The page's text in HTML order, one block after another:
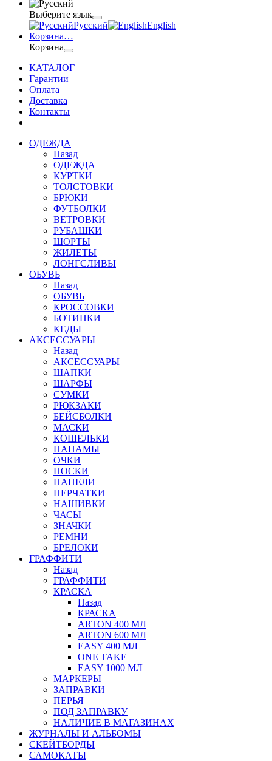
Выберите язык
Русский
English
Корзина…
Корзина
КАТАЛОГ
Гарантии
Оплата
Доставка
Контакты
ОДЕЖДА
Назад
ОДЕЖДА
КУРТКИ
ТОЛСТОВКИ
БРЮКИ
ФУТБОЛКИ
ВЕТРОВКИ
РУБАШКИ
ШОРТЫ
ЖИЛЕТЫ
ЛОНГСЛИВЫ
ОБУВЬ
Назад
ОБУВЬ
КРОССОВКИ
БОТИНКИ
КЕДЫ
АКСЕССУАРЫ
Назад
АКСЕССУАРЫ
ШАПКИ
ШАРФЫ
СУМКИ
РЮКЗАКИ
БЕЙСБОЛКИ
МАСКИ
КОШЕЛЬКИ
ПАНАМЫ
ОЧКИ
НОСКИ
ПАНЕЛИ
ПЕРЧАТКИ
НАШИВКИ
ЧАСЫ
ЗНАЧКИ
РЕМНИ
БРЕЛОКИ
ГРАФФИТИ
Назад
ГРАФФИТИ
КРАСКА
Назад
КРАСКА
ARTON 400 МЛ
ARTON 600 МЛ
EASY 400 МЛ
ONE TAKE
EASY 1000 МЛ
МАРКЕРЫ
ЗАПРАВКИ
ПЕРЬЯ
ПОД ЗАПРАВКУ
НАЛИЧИЕ В МАГАЗИНАХ
ЖУРНАЛЫ И АЛЬБОМЫ
СКЕЙТБОРДЫ
САМОКАТЫ